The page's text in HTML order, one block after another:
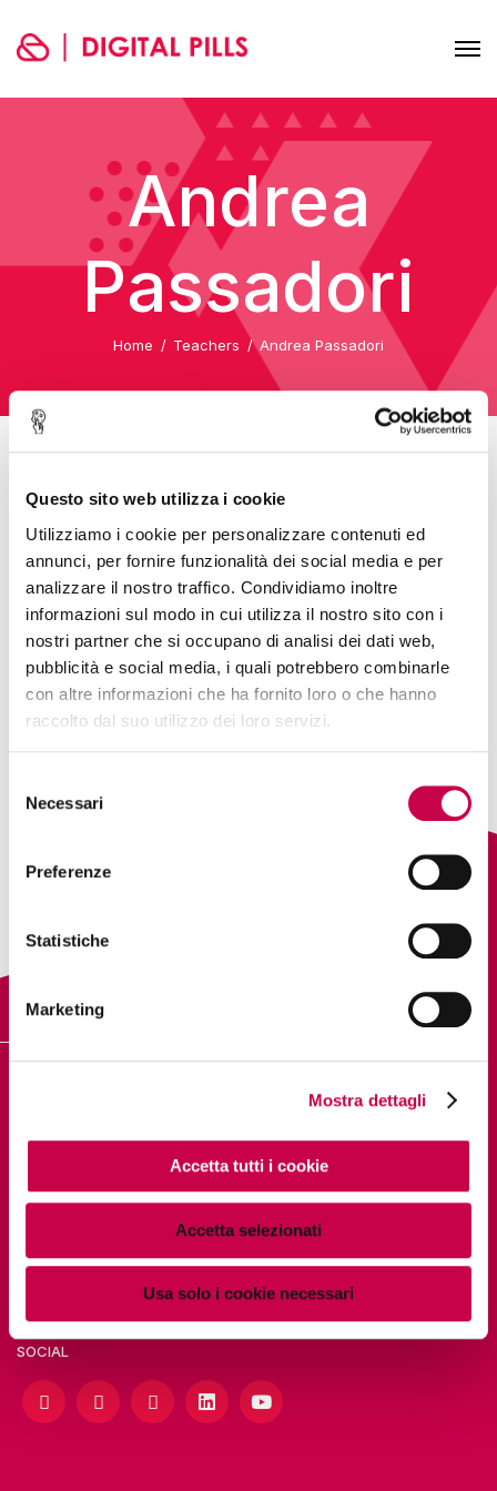
Questo sito web utilizza i cookie
Utilizziamo i cookie per personalizzare contenuti ed
annunci, per fornire funzionalità dei social media e per
analizzare il nostro traffico. Condividiamo inoltre
informazioni sul modo in cui utilizza il nostro sito con i
nostri partner che si occupano di analisi dei dati web,
pubblicità e social media, i quali potrebbero combinarle
con altre informazioni che ha fornito loro o che hanno
raccolto dal suo utilizzo dei loro servizi.
delNecessari
Preferenze
Statistiche
Marketing
Mostra dettagli
Accetta tutti i cookie
Accetta selezionati
Usa solo i cookie necessari
Andrea
Passadori
Home Teachers Andrea Passadori
Andrea ha lavorato nel mondo del digital marketing in
online.
PAGINE UTILI
SOCIAL